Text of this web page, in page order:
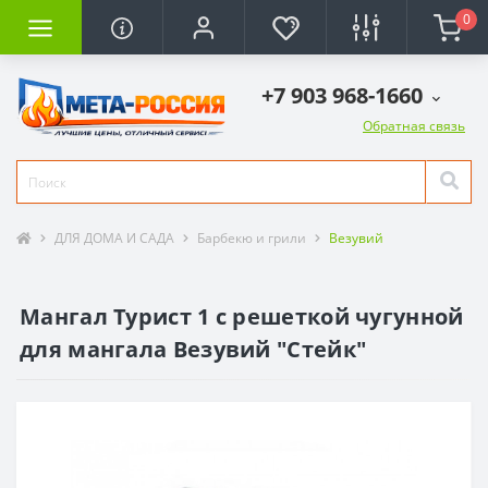
0
+7 903 968-1660
Обратная связь
ДЛЯ ДОМА И САДА Барбекю и грили Везувий
Мангал Турист 1 с решеткой чугунной
для мангала Везувий "Стейк"